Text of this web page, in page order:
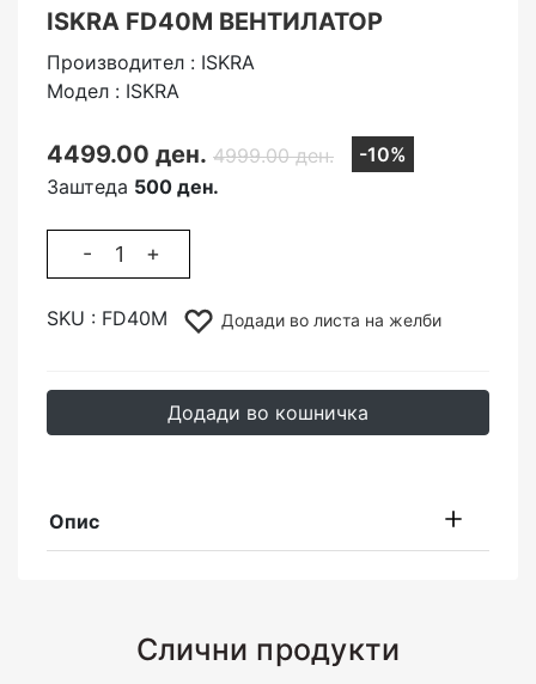
ISKRA FD40M ВЕНТИЛАТОР
Производител : ISKRA
Модел : ISKRA
4499.00 ден. 4999.00 ден.
-10%
Заштеда 500 ден.
- +
SKU : FD40M Додади во листа на желби
Додади во кошничка
Опис
Слични продукти